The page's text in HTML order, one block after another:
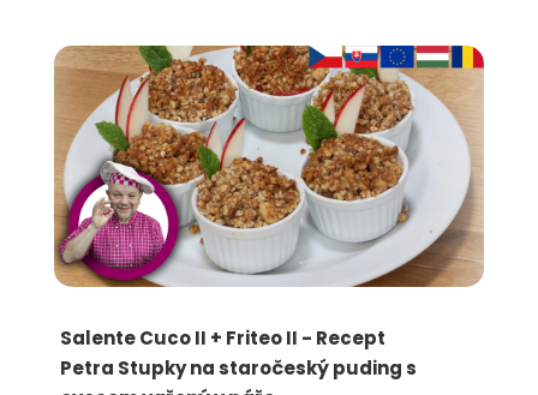
Salente Cuco II + Friteo II - Recept
Petra Stupky na staročeský puding s